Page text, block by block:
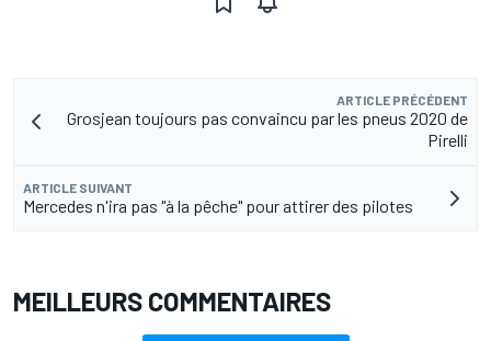
ARTICLE PRÉCÉDENT
Grosjean toujours pas convaincu par les pneus 2020 de
Pirelli
ARTICLE SUIVANT
Mercedes n'ira pas "à la pêche" pour attirer des pilotes
MEILLEURS COMMENTAIRES